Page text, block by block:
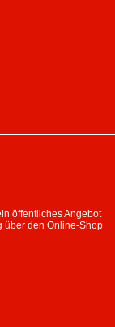
öffentliches Angebot
über den Online-Shop